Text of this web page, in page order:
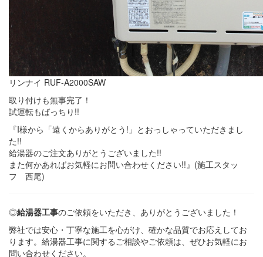
リンナイ RUF-A2000SAW
取り付けも無事完了！
試運転もばっちり!!
『I様から「遠くからありがとう!」とおっしゃっていただきまし
た!!
給湯器のご注文ありがとうございました!!
また何かあればお気軽にお問い合わせください!!』(施工スタッ
フ 西尾)
◎給湯器工事のご依頼をいただき、ありがとうございました！
弊社では安心・丁寧な施工を心がけ、確かな品質でお応えしてお
ります。給湯器工事に関するご相談やご依頼は、ぜひお気軽にお
問い合わせください。